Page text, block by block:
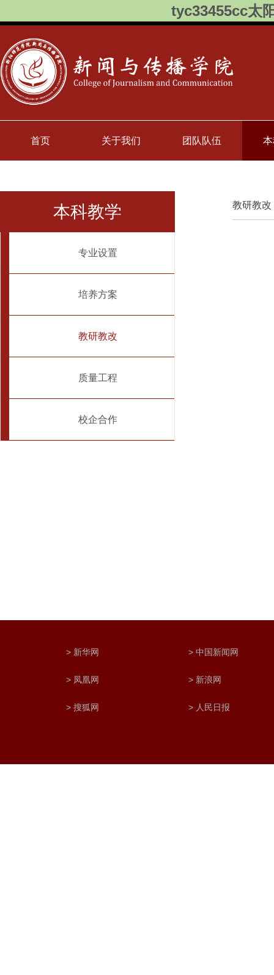
tyc33455cc太
首页 关于我们 团队队伍
本科教学
专业设置
培养方案
教研教改
质量工程
校企合作
教研教改
> 新华网 > 中国新闻网
> 凤凰网 > 新浪网
> 搜狐网 > 人民日报